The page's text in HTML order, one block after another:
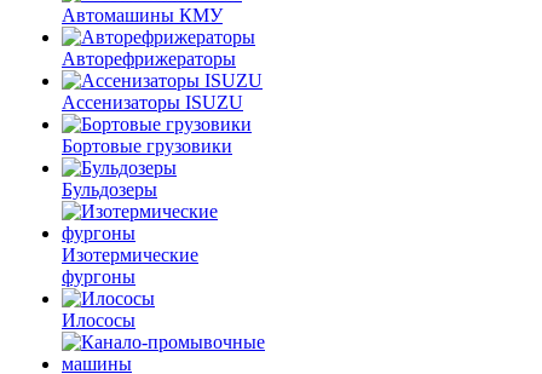
Автомашины КМУ
Авторефрижераторы
Ассенизаторы ISUZU
Бортовые грузовики
Бульдозеры
Изотермические
фургоны
Илососы